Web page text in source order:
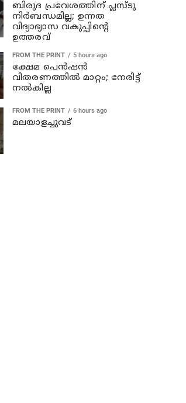
ബിരുദ പ്രവേശത്തിന് പ്ലസ്ടു
നിര്‍ബന്ധമില്ല; ഉന്നത
വിദ്യാഭ്യാസ വകുപ്പിന്റെ
ഉത്തരവ്
FROM THE PRINT 5 hours ago
ക്ഷേമ പെന്‍ഷന്‍
വിതരണത്തില്‍ മാറ്റം; നേരിട്ട്
നല്‍കില്ല
FROM THE PRINT 6 hours ago
മലയാളച്ചുവട്